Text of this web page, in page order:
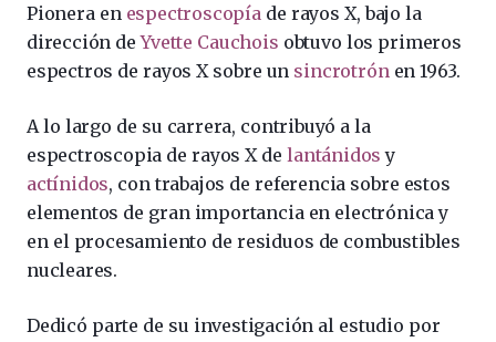
Pionera en espectroscopíade rayos X, bajo la
dirección deYvette Cauchois obtuvo los primeros
espectros de rayos X sobre un sincrotrónen 1963.
A lo largo de su carrera, contribuyó a la
espectroscopia de rayos X delantánidos y
actínidos, con trabajos de referencia sobre estos
elementos de gran importancia en electrónica y
en el procesamiento de residuos de combustibles
nucleares.
Dedicó parte de su investigación al estudio por